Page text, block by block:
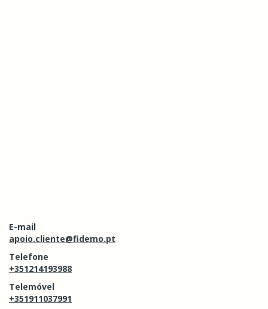
E-mail
apoio.cliente@fidemo.pt
Telefone
+351214193988
Telemóvel
+351911037991